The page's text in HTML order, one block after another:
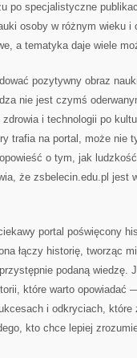
po specjalistyczne
osoby w różnym wieku i
a tematyka daje wiele
pozytywny obraz
nie jest czymś
i technologii po
trafia na portal, może nie
o tym, jak ludzkość
że zsbelecin.edu.pl jest
portal poświęcony
łączy historię, tworząc
podaną wiedzę.
które warto opowiadać
i odkryciach, które
kto chce lepiej